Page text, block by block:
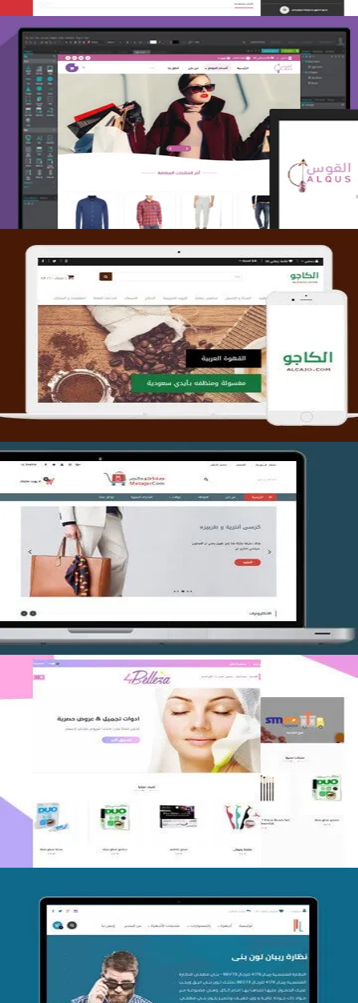
تصميم متجر القوس
التفاصيل
تصميم متجر الكاجو
التفاصيل
تصميم متجر متاجركم
اعادة تصميم متجر فوربليزا
التفاصيل
تصميم متجر اي كير